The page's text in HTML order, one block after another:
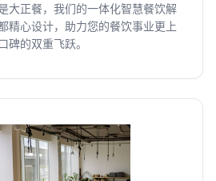
大正餐，我们的一体化智慧餐饮解
精心设计，助力您的餐饮事业更上
碑的双重飞跃。